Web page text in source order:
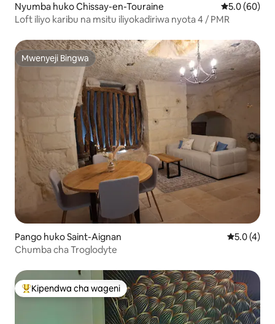
Nyumba huko Chissay-en-Touraine Ukadiriaji
5.0 (60)
Loft iliyo karibu na msitu iliyokadiriwa nyota 4 / PMR
Mwenyeji Bingwa
Mwenyeji Bingwa
Pango huko Saint-Aignan Ukadiriaji
5.0 (4)
Chumba cha Troglodyte
Kipendwa maarufu cha wageni
Kipendwa cha wageni